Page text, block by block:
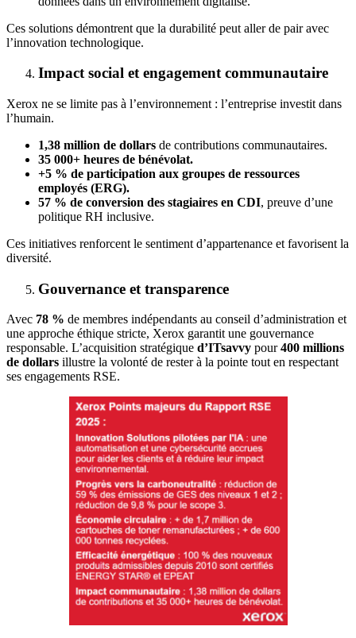
Ces solutions démontrent que la durabilité peut aller de pair avec
l’innovation technologique.
Impact social et engagement communautaire
Xerox ne se limite pas à l’environnement : l’entreprise investit dans
l’humain.
1,38 million de dollars de contributions communautaires.
35 000+ heures de bénévolat.
+5 % de participation aux groupes de ressources
employés (ERG).
57 % de conversion des stagiaires en CDI, preuve d’une
politique RH inclusive.
Ces initiatives renforcent le sentiment d’appartenance et favorisent la
diversité.
Gouvernance et transparence
Avec 78 % de membres indépendants au conseil d’administration et
une approche éthique stricte, Xerox garantit une gouvernance
responsable. L’acquisition stratégique d’ITsavvy pour400 millions
de dollars illustre la volonté de rester à la pointe tout en respectant
ses engagements RSE.